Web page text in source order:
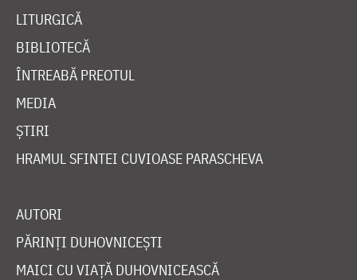
LITURGICĂ
BIBLIOTECĂ
ÎNTREABĂ PREOTUL
MEDIA
ȘTIRI
HRAMUL SFINTEI CUVIOASE PARASCHEVA
AUTORI
PĂRINȚI DUHOVNICEȘTI
MAICI CU VIAȚĂ DUHOVNICEASCĂ